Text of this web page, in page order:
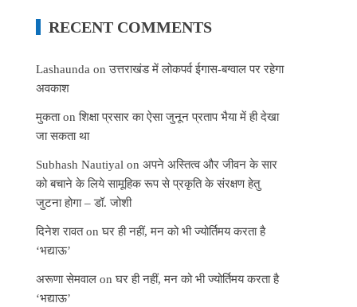
RECENT COMMENTS
Lashaunda onउत्तराखंड में लोकपर्व ईगास-बग्वाल पर रहेगा
अवकाश
मुकताonशिक्षा प्रसार का ऐसा जुनून प्रताप भैया में ही देखा
जा सकता था
Subhash Nautiyal onअपने अस्तित्व और जीवन के सार
को बचाने के लिये सामूहिक रूप से प्रकृति के संरक्षण हेतु
जुटना होगा – डॉ. जोशी
दिनेश रावतonघर ही नहीं, मन को भी ज्योर्तिमय करता है
‘भद्याऊ’
अरूणा सेमवाल onघर ही नहीं, मन को भी ज्योर्तिमय करता है
‘भद्याऊ’